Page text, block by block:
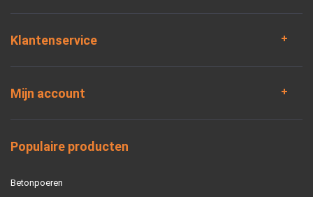
Klantenservice
Mijn account
Populaire producten
Betonpoeren